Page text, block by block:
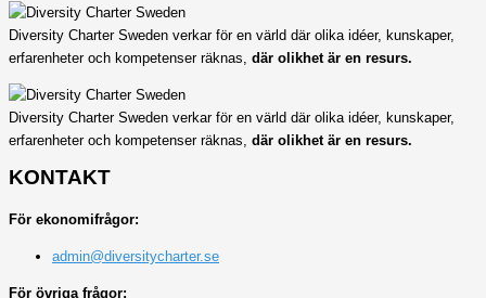
Diversity Charter Sweden verkar för en värld där olika idéer, kunskaper,
erfarenheter och kompetenser räknas, där olikhet är en resurs.
Diversity Charter Sweden verkar för en värld där olika idéer, kunskaper,
erfarenheter och kompetenser räknas, där olikhet är en resurs.
KONTAKT
För ekonomifrågor:
admin@diversitycharter.se
För övriga frågor: